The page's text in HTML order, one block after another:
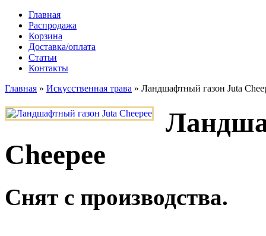
Главная
Распродажа
Корзина
Доставка/оплата
Статьи
Контакты
Главная » Искусственная трава » Ландшафтный газон Juta
Cheepee
Снят с производства.